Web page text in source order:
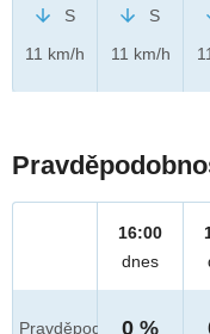
S
11 km/h
S
11 km/h
Pravděpod.
16:00
dnes
0 %